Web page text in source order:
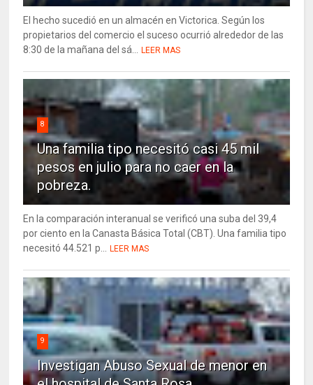
El hecho sucedió en un almacén en Victorica. Según los
propietarios del comercio el suceso ocurrió alrededor de las
8:30 de la mañana del sá...
LEER MAS
8
Una familia tipo necesitó casi 45 mil
pesos en julio para no caer en la
pobreza.
En la comparación interanual se verificó una suba del 39,4
por ciento en la Canasta Básica Total (CBT). Una familia tipo
necesitó 44.521 p...
LEER MAS
9
Investigan Abuso Sexual de menor en